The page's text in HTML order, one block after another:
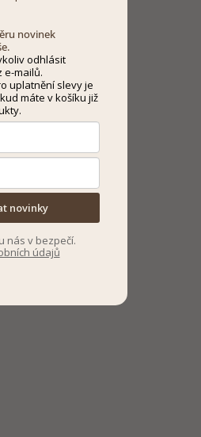
novinek
odhlásit
e-mailů.
uplatnění slevy je
máte v košíku již
novinky
nás v bezpečí.
údajů